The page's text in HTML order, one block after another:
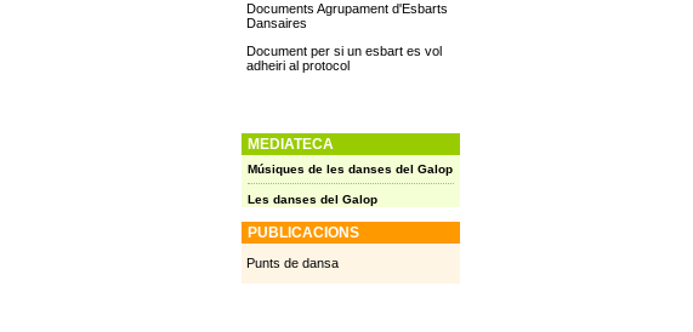
Documents Agrupament d'Esbarts
Dansaires
Document per si un esbart es vol
adheiri al protocol
MEDIATECA
Músiques de les danses del Galop
Les danses del Galop
PUBLICACIONS
Punts de dansa